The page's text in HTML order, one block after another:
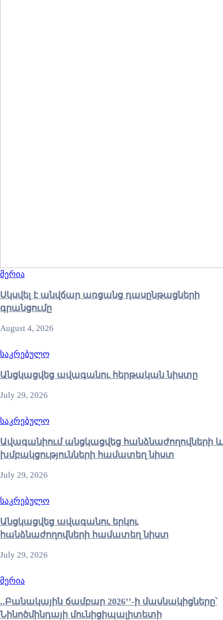
მერია
Սկսվել է անվճար առցանց դասընթացների
գրանցումը
August 4, 2026
საკრებულო
Անցկացվեց ավագանու հերթական նիստը
July 29, 2026
საკრებულო
Ավագանիում անցկացվեց հանձնաժողովների և
խմբակցությունների համատեղ նիստ
July 29, 2026
საკრებულო
Անցկացվեց ավագանու երկու
հանձնաժողովների համատեղ նիստ
July 29, 2026
მერია
,,Բանակային ճամբար 2026’’-ի մասնակիցները՝
Նինոծմինդայի մունիցիպալիտետի